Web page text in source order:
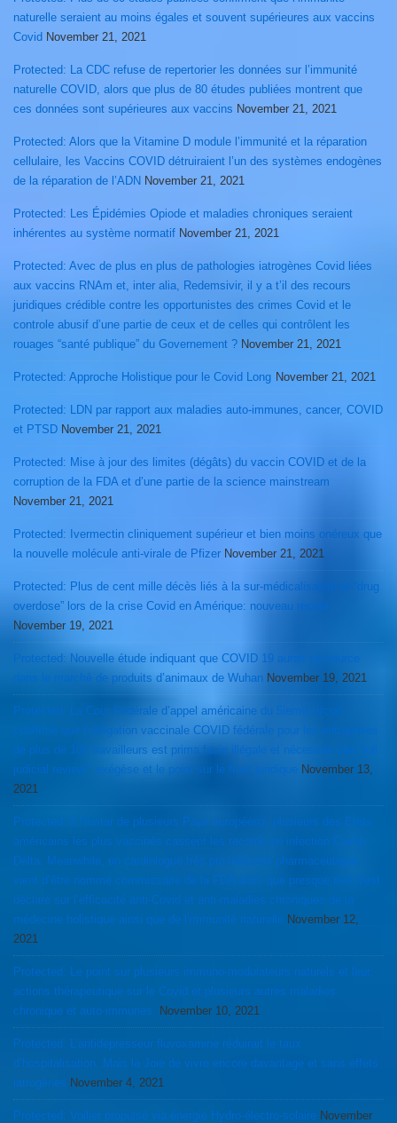
naturelle seraient au moins égales et souvent supérieures aux vaccins
Covid November 21, 2021
Protected: La CDC refuse de repertorier les données sur l’immunité
naturelle COVID, alors que plus de 80 études publiées montrent que
ces données sont supérieures aux vaccins November 21, 2021
Protected: Alors que la Vitamine D module l’immunité et la réparation
cellulaire, les Vaccins COVID détruiraient l’un des systèmes endogènes
de la réparation de l’ADN November 21, 2021
Protected: Les Épidémies Opiode et maladies chroniques seraient
inhérentes au système normatif November 21, 2021
Protected: Avec de plus en plus de pathologies iatrogènes Covid liées
aux vaccins RNAm et, inter alia, Redemsivir, il y a t’il des recours
juridiques crédible contre les opportunistes des crimes Covid et le
controle abusif d’une partie de ceux et de celles qui contrôlent les
rouages “santé publique” du Governement ? November 21, 2021
Protected: Approche Holistique pour le Covid Long November 21, 2021
Protected: LDN par rapport aux maladies auto-immunes, cancer, COVID
et PTSD November 21, 2021
Protected: Mise à jour des limites (dégâts) du vaccin COVID et de la
corruption de la FDA et d’une partie de la science mainstream
November 21, 2021
Protected: Ivermectin cliniquement supérieur et bien moins onéreux que
la nouvelle molécule anti-virale de Pfizer November 21, 2021
Protected: Plus de cent mille décès liés à la sur-médicalisation et “drug
overdose” lors de la crise Covid en Amérique: nouveau record
November 19, 2021
Protected: Nouvelle étude indiquant que COVID 19 aurait sa source
dans le marché de produits d’animaux de Wuhan November 19, 2021
Protected: La Cour Fédérale d’appel américaine du 5ieme circuit
confirme que l’obligation vaccinale COVID fédérale pour les entreprises
de plus de 100 travailleurs est prima facie illégale et nécessite une “full
judicial review”: exégèse et le point sur le front juridique
November 13,
2021
Protected: A l’instar de plusieurs Pays européens, plusieurs des Etats
américains les plus vaccinés cassent les records en infection Covid-
Delta. Meanwhile, un cardiologue très pro-industrie pharmaceutique
vient d’être nommé commissaire de la FDA alors que presque rien n’est
déclaré sur l’efficacité anti-Covid et anti-maladies chroniques de la
médecine holistique ainsi que de l’immunité naturelle November 12,
2021
Protected: Le point sur plusieurs immuno-modulateurs naturels et leur
actions thérapeutique sur le Covid et plusieurs autres maladies
chronique et auto-immunes.
November 10, 2021
Protected: L’antidepresseur fluvoxamine réduirait le taux
d’hospitalisation. Mais la Joie de vivre encore davantage et sans effets
iatrogènes November 4, 2021
Protected: Voilier propulsé via énergie Hydro-électro-solaire November